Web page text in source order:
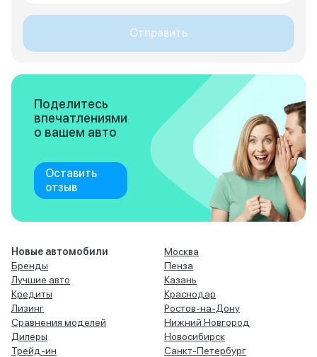
Отправить
Поделитесь
впечатлениями
о вашем авто
Оставить
отзыв
Новые автомобили
Бренды
Лучшие авто
Кредиты
Лизинг
Сравнения моделей
Дилеры
Трейд-ин
Москва
Пенза
Казань
Краснодар
Ростов-на-Дону
Нижний Новгород
Новосибирск
Санкт-Петербург